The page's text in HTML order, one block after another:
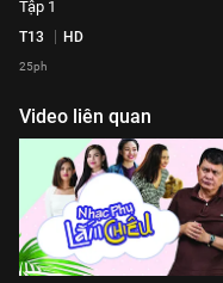
Tập 1
T13 HD
25ph
Video liên quan